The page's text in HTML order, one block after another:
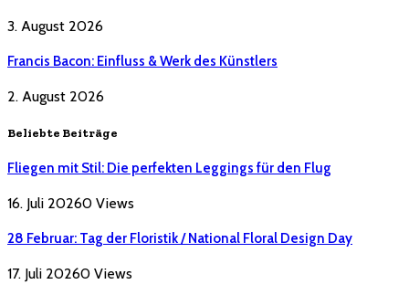
3. August 2026
Francis Bacon: Einfluss & Werk des Künstlers
2. August 2026
Beliebte Beiträge
Fliegen mit Stil: Die perfekten Leggings für den Flug
16. Juli 20260 Views
28 Februar: Tag der Floristik / National Floral Design Day
17. Juli 20260 Views